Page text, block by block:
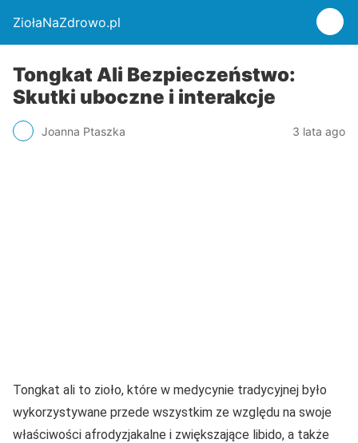
ZiołaNaZdrowo.pl
Tongkat Ali Bezpieczeństwo:
Skutki uboczne i interakcje
Joanna Ptaszka 3 lata ago
Tongkat ali to zioło, które w medycynie tradycyjnej było
wykorzystywane przede wszystkim ze względu na swoje
właściwości afrodyzjakalne i zwiększające libido, a także